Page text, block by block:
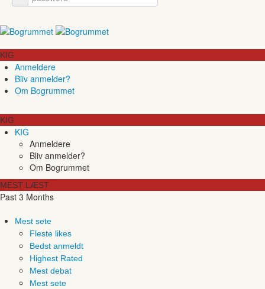
KIG
Anmeldere
Bliv anmelder?
Om Bogrummet
KIG
KIG
Anmeldere
Bliv anmelder?
Om Bogrummet
MEST LÆST
Past 3 Months
Mest sete
Fleste likes
Bedst anmeldt
Highest Rated
Mest debat
Mest sete